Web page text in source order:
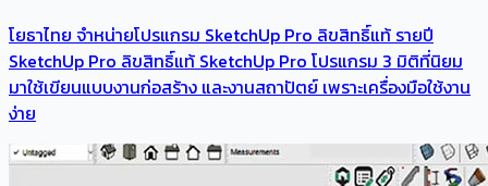
โยธาไทย จำหน่ายโปรแกรม SketchUp Pro ลิขสิทธิ์แท้ รายปี
SketchUp Pro ลิขสิทธิ์แท้ SketchUp Pro โปรแกรม 3 มิติที่นิยม
มาใช้เขียนแบบงานก่อสร้าง และงานสถาปัตย์ เพราะเครื่องมือใช้งาน
ง่าย